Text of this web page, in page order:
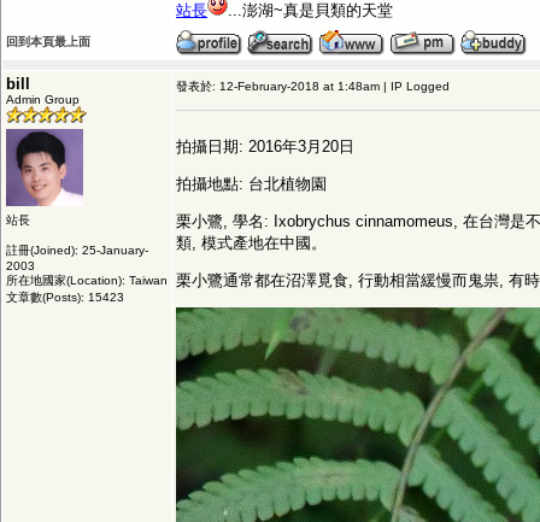
站長
...澎湖~真是貝類的天堂
回到本頁最上面
bill
Admin Group
站長
註冊(Joined): 25-January-
2003
所在地國家(Location): Taiwan
文章數(Posts): 15423
發表於: 12-February-2018 at 1:48am | IP Logged
拍攝日期: 2016年3月20日
拍攝地點: 台北植物園
栗小鷺, 學名: Ixobrychus cinnamomeus, 在台灣是
類, 模式產地在中國。
栗小鷺通常都在沼澤覓食, 行動相當緩慢而鬼祟, 有